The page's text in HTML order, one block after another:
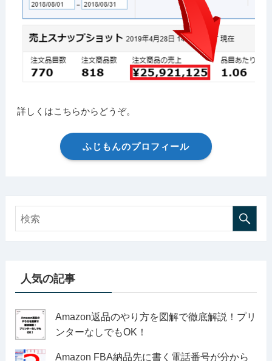
詳しくはこちらからどうぞ。
ふじもんのプロフィール
人気の記事
Amazon返品のやり方を図解で徹底解説！プリ
ンターなしでもOK！
Amazon FBA納品先に書く電話番号が分から